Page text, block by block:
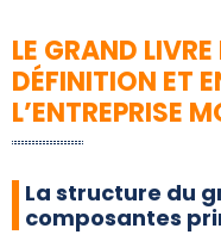
LE GRAND
DÉFINITION ET
L’ENTREPRISE
La structure du
composantes